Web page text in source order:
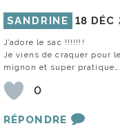
SANDRINE 18 DÉC
J’adore le sac !!!!!!!
Je viens de craquer pour
mignon et super pratique…
0
RÉPONDRE